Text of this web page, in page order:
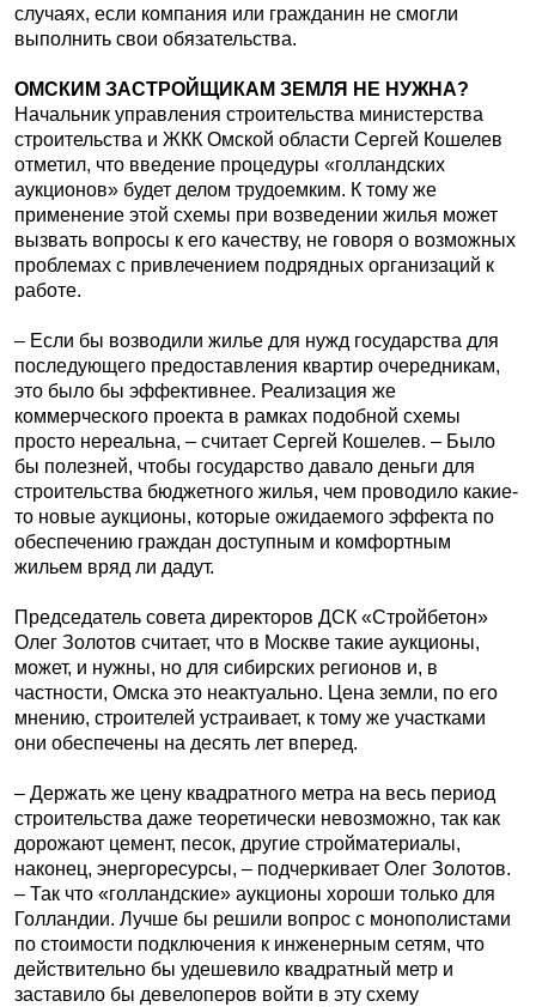
случаях, если компания или гражданин не смогли
выполнить свои обязательства.
ОМСКИМ ЗАСТРОЙЩИКАМ ЗЕМЛЯ НЕ НУЖНА?
Начальник управления строительства министерства
строительства и ЖКК Омской области Сергей Кошелев
отметил, что введение процедуры «голландских
аукционов» будет делом трудоемким. К тому же
применение этой схемы при возведении жилья может
вызвать вопросы к его качеству, не говоря о возможных
проблемах с привлечением подрядных организаций к
работе.
– Если бы возводили жилье для нужд государства для
последующего предоставления квартир очередникам,
это было бы эффективнее. Реализация же
коммерческого проекта в рамках подобной схемы
просто нереальна, – считает Сергей Кошелев. – Было
бы полезней, чтобы государство давало деньги для
строительства бюджетного жилья, чем проводило какие-
то новые аукционы, которые ожидаемого эффекта по
обеспечению граждан доступным и комфортным
жильем вряд ли дадут.
Председатель совета директоров ДСК «Стройбетон»
Олег Золотов считает, что в Москве такие аукционы,
может, и нужны, но для сибирских регионов и, в
частности, Омска это неактуально. Цена земли, по его
мнению, строителей устраивает, к тому же участками
они обеспечены на десять лет вперед.
– Держать же цену квадратного метра на весь период
строительства даже теоретически невозможно, так как
дорожают цемент, песок, другие стройматериалы,
наконец, энергоресурсы, – подчеркивает Олег Золотов.
– Так что «голландские» аукционы хороши только для
Голландии. Лучше бы решили вопрос с монополистами
по стоимости подключения к инженерным сетям, что
действительно бы удешевило квадратный метр и
заставило бы девелоперов войти в эту схему